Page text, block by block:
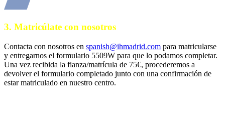
3. Matricúlate con nosotros
Contacta con nosotros en spanish@ihmadrid.com para matricularse
y entregarnos el formulario 5509W para que lo podamos completar.
Una vez recibida la fianza/matrícula de 75€, procederemos a
devolver el formulario completado junto con una confirmación de
estar matriculado en nuestro centro.